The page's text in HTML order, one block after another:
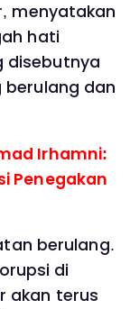
menyatakan
hati
disebutnya
berulang dan
Irhamni:
Penegakan
berulang.
di
akan terus